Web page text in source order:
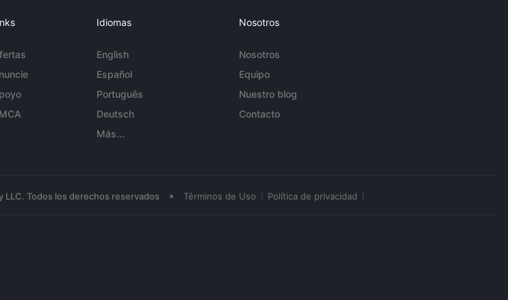
Idiomas
English
Español
Português
Deutsch
Más...
Nosotros
Nosotros
Equipo
Nuestro blog
Contacto
LLC. Todos los derechos reservados • Términos de Uso Política de privacidad